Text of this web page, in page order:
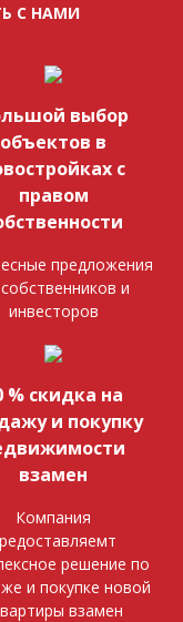
С НАМИ
выбор
объектов в
с
правом
предложения
и
инвесторов
% скидка на
и покупку
взамен
Компания
решение по
и покупке новой
взамен